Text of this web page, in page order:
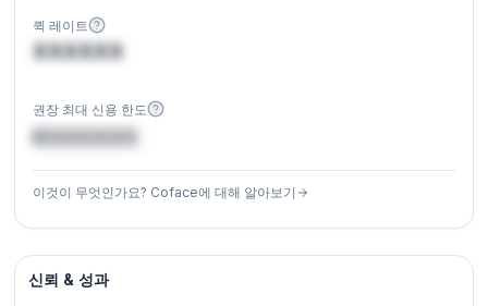
퀵 레이트
XXXXXX
권장 최대 신용 한도
€XXXXXX
이것이 무엇인가요? Coface에 대해 알아보기
신뢰 & 성과